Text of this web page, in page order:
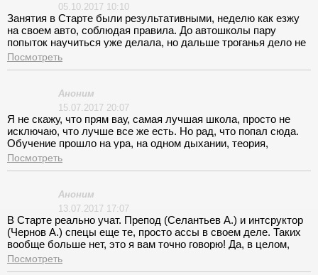
05.10.2017 10:10
Занятия в Старте были результативными, неделю как езжу
на своем авто, соблюдая правила. До автошколы пару
попыток научиться уже делала, но дальше троганья дело не
пошло, а под руководством Александра Александровича мне
удалось обучиться всем тонкостям вождения, набраться
автошколе «Старт» и инструктору Александру за
проявленное мастерство, уважение и терпение.
Посмотреть
Аноним
15.07.2017 20:07
Я не скажу, что прям вау, самая лучшая школа, просто не
исключаю, что лучше все же есть. Но рад, что попал сюда.
Обучение прошло на ура, на одном дыхании, теория,
практика, автодром, машина, инструктор - все как на подбор
отменное. Круто, что есть вечерние занятие, для меня это
прогадал, остался доволен и с правами на руках.
Посмотреть
Аноним
13.07.2017 17:07
В Старте реально учат. Препод (Селантьев А.) и интсруктор
(Чернов А.) спецы еще те, просто ассы в своем деле. Таких
вообще больше нет, это я вам точно говорю! Да, в целом,
школа просто отменная, все, от организации учебного
процесса и до экзаменов, продумано до мелочей. От сюда и
Посмотреть